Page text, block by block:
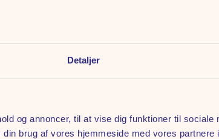
Detaljer
og annoncer, til at vise dig funktioner til sociale
brug af vores hjemmeside med vores partnere